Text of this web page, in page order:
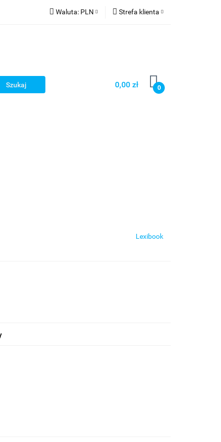
Waluta: PLN Strefa klienta
0,00 zł 0
Lexibook